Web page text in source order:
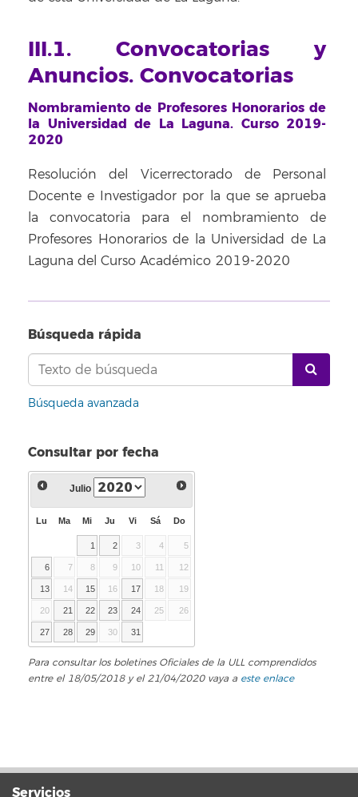
III.1. Convocatorias y
Anuncios. Convocatorias
Nombramiento de Profesores Honorarios de
la Universidad de La Laguna. Curso 2019-
2020
Resolución del Vicerrectorado de Personal
Docente e Investigador por la que se aprueba
la convocatoria para el nombramiento de
Profesores Honorarios de la Universidad de La
Laguna del Curso Académico 2019-2020
Búsqueda rápida
Búsqueda avanzada
Consultar por fecha
Julio
Lu Ma Mi Ju Vi Sá Do
1 2 3 4 5
6 7 8 9 10 11 12
13 14 15 16 17 18 19
20 21 22 23 24 25 26
27 28 29 30 31
Para consultar los boletines Oficiales de la ULL comprendidos
entre el 18/05/2018 y el 21/04/2020 vaya a este enlace
Servicios